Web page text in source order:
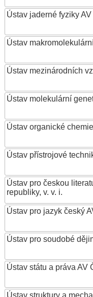
Ústav jaderné fyziky
Ústav
Ústav mezinárodních
Ústav molekulární
Ústav organické
Ústav přístrojové
Ústav pro českou
republiky, v. v. i.
Ústav pro jazyk český
Ústav pro soudobé
Ústav státu a práva AV
Ústav struktury a